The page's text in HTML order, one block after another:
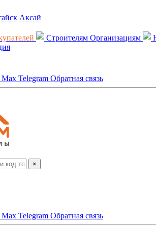
Аксай
Строителям Организациям
Max Telegram Обратная связь
×
Max Telegram Обратная связь